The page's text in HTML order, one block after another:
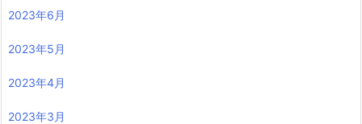
2023年6月
2023年5月
2023年4月
2023年3月